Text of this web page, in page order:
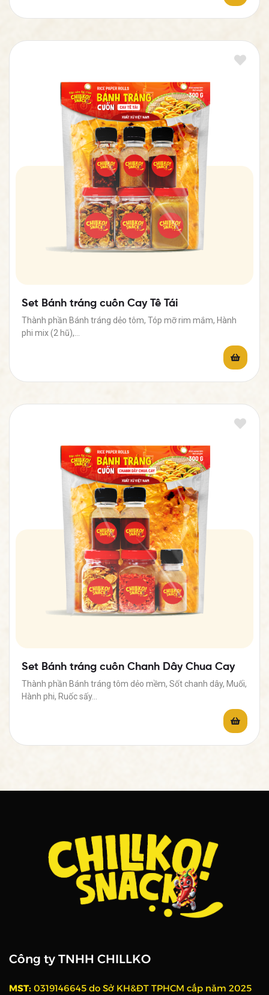
Set Bánh tráng cuốn Cay Tê Tái
Thành phần Bánh tráng dẻo tôm, Tóp mỡ rim mắm, Hành
phi mix (2 hũ),…
Set Bánh tráng cuốn Chanh Dây Chua Cay
Thành phần Bánh tráng tôm dẻo mềm, Sốt chanh dây, Muối,
Hành phi, Ruốc sấy…
Công ty TNHH CHILLKO
MST: 0319146645 do Sở KH&ĐT TPHCM cấp năm 2025